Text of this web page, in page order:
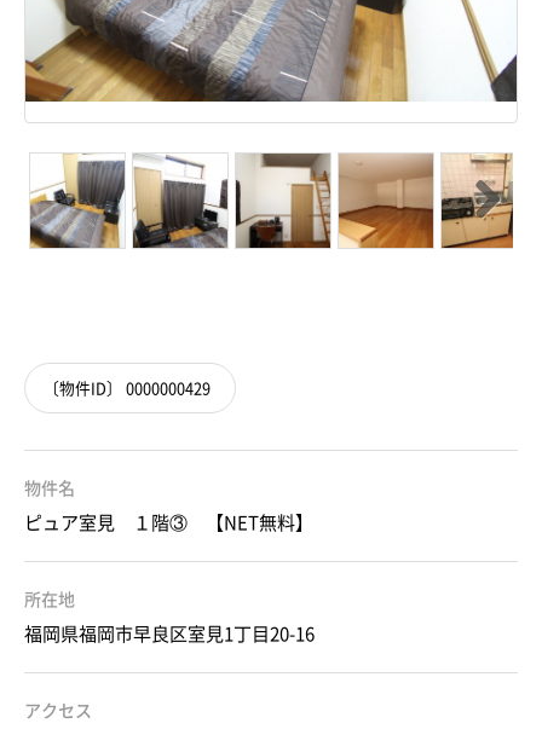
Next
〔物件ID〕 0000000429
物件名
ピュア室見 １階③ 【NET無料】
所在地
福岡県福岡市早良区室見1丁目20-16
アクセス